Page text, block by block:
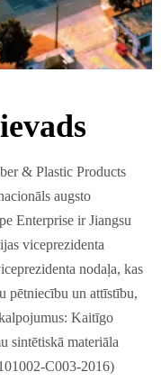
& Plastic Products
augsto
Enterprise ir Jiangsu
viceprezidenta
nodaļa, kas
pētniecību un attīstību,
Kaitīgo
sintētiskā materiāla
C003-2016)